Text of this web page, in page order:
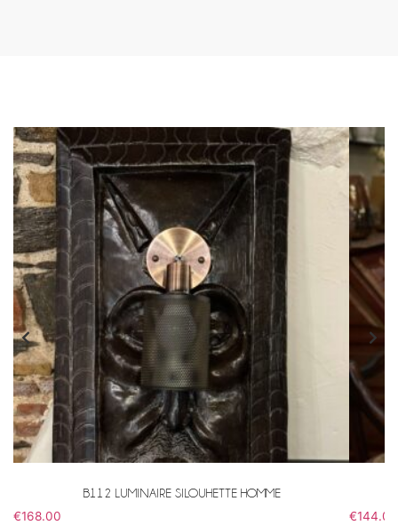
B112 LUMINAIRE SILOUHETTE HOMME
€168.00 €144.00